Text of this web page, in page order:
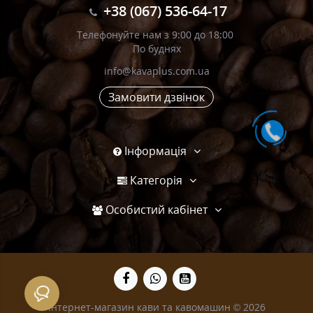
+38 (067) 536-64-17
Телефонуйте нам з 9:00 до 18:00
По буднях
info@kavaplus.com.ua
Замовити дзвінок
Інформація
Категорія
Особистий кабінет
Інтернет-магазин кави та кавомашин © 2026